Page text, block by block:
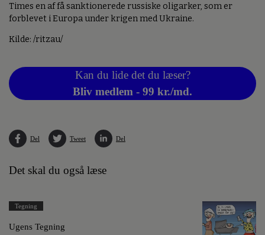
Times en af få sanktionerede russiske oligarker, som er
forblevet i Europa under krigen med Ukraine.
Kilde: /ritzau/
Kan du lide det du læser?
Bliv medlem - 99 kr./md.
Del Tweet Del
Det skal du også læse
Tegning
Ugens Tegning